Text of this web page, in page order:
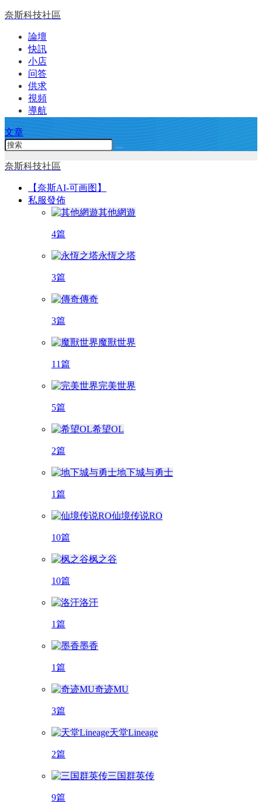
奈斯科技社區
論壇
快訊
小店
问答
供求
視頻
導航
文章
奈斯科技社區
【奈斯AI-可画图】
私服發佈
其他網遊
4篇
永恆之塔
3篇
傳奇
3篇
魔獸世界
11篇
完美世界
5篇
希望OL
2篇
地下城与勇士
1篇
仙境传说RO
10篇
枫之谷
10篇
洛汗
1篇
墨香
1篇
奇迹MU
3篇
天堂Lineage
2篇
三国群英传
9篇